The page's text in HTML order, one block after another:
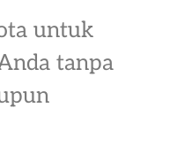
untuk
tanpa